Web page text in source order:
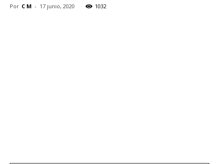
Por C M - 17 junio, 2020 1032